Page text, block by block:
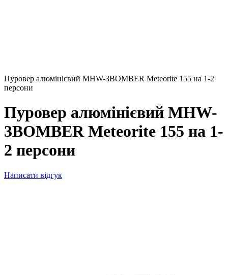
Пуровер алюмінієвий MHW-3BOMBER Meteorite 155 на 1-2
персони
Пуровер алюмінієвий MHW-
3BOMBER Meteorite 155 на 1-
2 персони
Написати відгук